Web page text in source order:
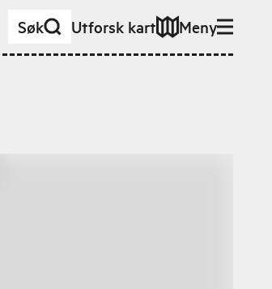
Søk Utforsk kart Meny